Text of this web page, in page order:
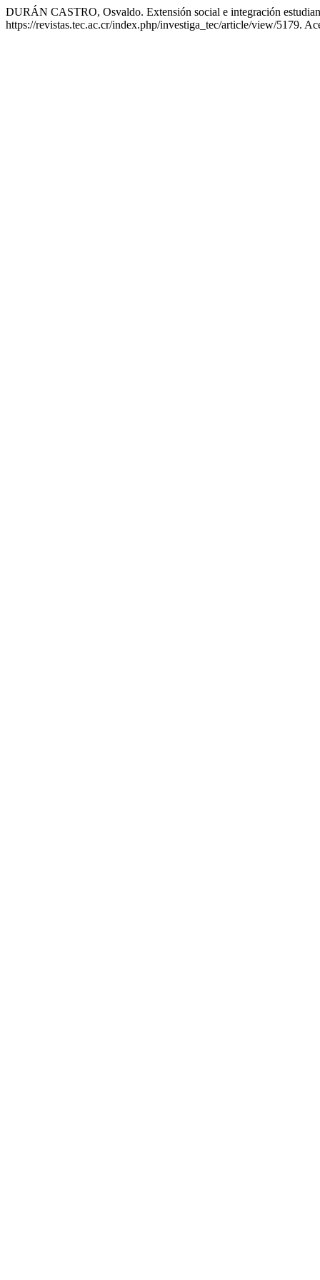
DURÁN CASTRO, Osvaldo. Extensión social e integración
https://revistas.tec.ac.cr/index.php/investiga_tec/article/view/5179.